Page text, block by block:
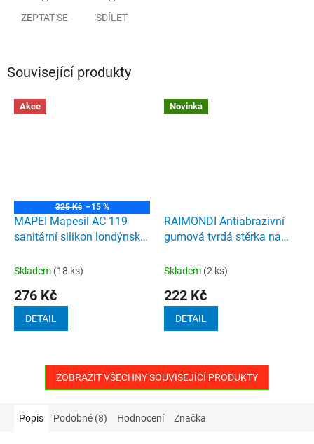
ZEPTAT SE SDÍLET
Související produkty
Akce
325 Kč –15 %
MAPEI Mapesil AC 119
sanitární silikon londýnská
Skladem (18 ks)
276 Kč
DETAIL
Novinka
RAIMONDI Antiabrazivní
gumová tvrdá stěrka na
zelená
Skladem (2 ks)
222 Kč
DETAIL
ZOBRAZIT VŠECHNY SOUVISEJÍCÍ PRODUKTY
Popis Podobné (8) Hodnocení Značka